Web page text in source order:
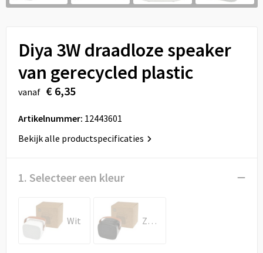
Sport
Vrije tijd en Strand
Feestartikelen
Aanstekers
Reistassen
Schoenentassen
Schoudertassen
Sporttassen
Toilettassen
Autotassen
Reistassensets
Diya 3W draadloze speaker
van gerecycled plastic
vanaf € 6,35
Artikelnummer: 12443601
Bekijk alle productspecificaties
1. Selecteer een kleur
Wit Zwart